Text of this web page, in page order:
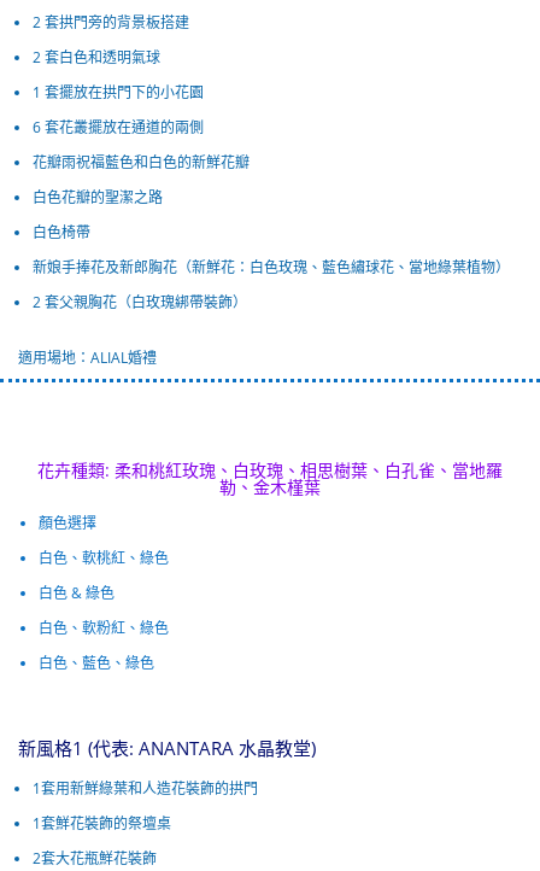
2 套拱門旁的背景板搭建
2 套白色和透明氣球
1 套擺放在拱門下的小花園
6 套花叢擺放在通道的兩側
花瓣雨祝福藍色和白色的新鮮花瓣
白色花瓣的聖潔之路
白色椅帶
新娘手捧花及新郎胸花（新鮮花：白色玫瑰、藍色繡球花、當地綠葉植物）
2 套父親胸花（白玫瑰綁帶裝飾）
適用場地：ALIAL婚禮
花卉種類: 柔和桃紅玫瑰、白玫瑰、相思樹葉、白孔雀、當地羅
勒、金木槿葉
顏色選擇
白色、軟桃紅、綠色
白色 & 綠色
白色、軟粉紅、綠色
白色、藍色、綠色
新風格1 (代表: ANANTARA 水晶教堂)
1套用新鮮綠葉和人造花裝飾的拱門
1套鮮花裝飾的祭壇桌
2套大花瓶鮮花裝飾